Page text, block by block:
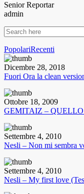
Senior Reportar
admin
PopolariRecenti
Dicembre 28, 2018
Fuori Ora la clean
Ottobre 18, 2009
GEMITAIZ –
Settembre 4, 2010
Nesli – Non mi sembra
Settembre 4, 2010
Nesli – My first love